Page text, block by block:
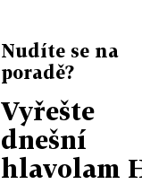
Nudíte se na
poradě?
Vyřešte
dnešní
hlavolam